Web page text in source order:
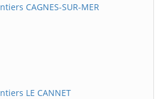
CAGNES-SUR-MER
LE CANNET